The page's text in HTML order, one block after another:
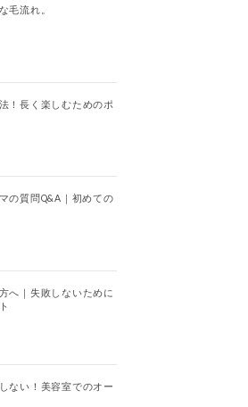
毛流れ。
！長く楽しむためのポ
の質問Q&A｜初めての
へ｜失敗しないために
ない！美容室でのオー